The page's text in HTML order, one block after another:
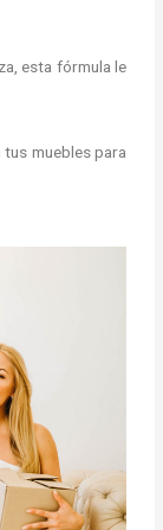
esta fórmula le
tus muebles para